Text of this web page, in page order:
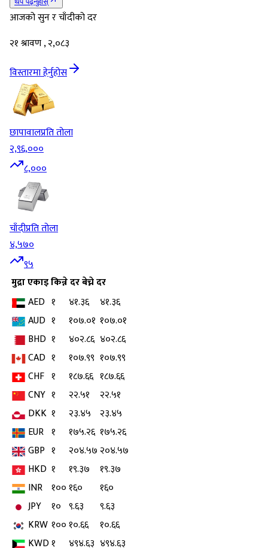
आजको सुन र चाँदीको दर
२१ श्रावण , २,०८३
विस्तारमा हेर्नुहोस
छापावालप्रति तोला
२,९६,०००
८,०००
चाँदीप्रति तोला
४,५७०
९५
मुद्राएकाइकिन्ने दरबेच्ने दर
AED १ ४१.३६
४१.३६
AUD १ १०७.०१ १०७.०१
BHD १ ४०२.८६ ४०२.८६
CAD १ १०७.९९ १०७.९९
CHF १ १८७.६६ १८७.६६
CNY १ २२.५१
२२.५१
DKK १ २३.४५
२३.४५
EUR १ १७५.२६ १७५.२६
GBP १ २०४.५७ २०४.५७
HKD १ १९.३७
१९.३७
INR १००१६०
१६०
JPY
१० ९.६३
९.६३
KRW १००१०.६६
१०.६६
KWD१ ४९४.६३ ४९४.६३